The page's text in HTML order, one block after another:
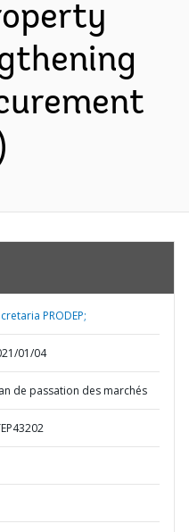
PRODEP;
01/04
de passation des marchés